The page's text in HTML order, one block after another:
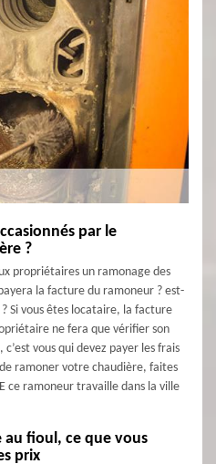
par le
?
propriétaires un ramonage des
la facture du ramoneur ? est-
Si vous êtes locataire, la facture
ne fera que vérifier son
vous qui devez payer les frais
ramoner votre chaudière, faites
ce ramoneur travaille dans la ville
au fioul, ce que vous
prix